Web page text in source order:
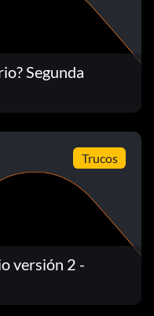
Segunda
Trucos
versión 2 -